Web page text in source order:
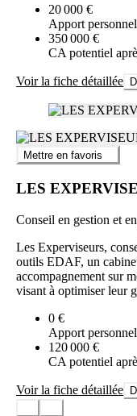
20 000 €
Apport personnel
350 000 €
CA potentiel
Voir la fiche détaillée
Mettre en favoris
LES
Conseil en gestion et
Les Experviseurs,
outils EDAF, un
accompagnement sur
visant à optimiser leur
0 €
Apport personnel
120 000 €
CA potentiel
Voir la fiche détaillée